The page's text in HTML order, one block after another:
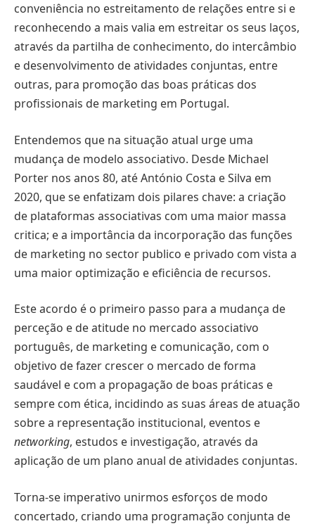
conveniência no estreitamento de relações entre si e
reconhecendo a mais valia em estreitar os seus laços,
através da partilha de conhecimento, do intercâmbio
e desenvolvimento de atividades conjuntas, entre
outras, para promoção das boas práticas dos
profissionais de marketing em Portugal.
Entendemos que na situação atual urge uma
mudança de modelo associativo. Desde Michael
Porter nos anos 80, até António Costa e Silva em
2020, que se enfatizam dois pilares chave: a criação
de plataformas associativas com uma maior massa
critica; e a importância da incorporação das funções
de marketing no sector publico e privado com vista a
uma maior optimização e eficiência de recursos.
Este acordo é o primeiro passo para a mudança de
perceção e de atitude no mercado associativo
português, de marketing e comunicação, com o
objetivo de fazer crescer o mercado de forma
saudável e com a propagação de boas práticas e
sempre com ética, incidindo as suas áreas de atuação
sobre a representação institucional, eventos e
networking, estudos e investigação, através da
aplicação de um plano anual de atividades conjuntas.
Torna-se imperativo unirmos esforços de modo
concertado, criando uma programação conjunta de